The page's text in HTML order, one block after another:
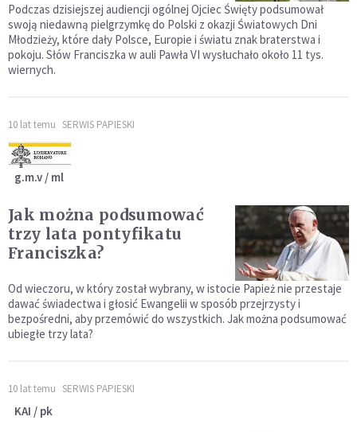
Podczas dzisiejszej audiencji ogólnej Ojciec Święty podsumował
swoją niedawną pielgrzymkę do Polski z okazji Światowych Dni
Młodzieży, które dały Polsce, Europie i światu znak braterstwa i
pokoju. Słów Franciszka w auli Pawła VI wysłuchało około 11 tys.
wiernych.
10 lat temu SERWIS PAPIESKI
g.m.v / ml
Jak można podsumować
trzy lata pontyfikatu
Franciszka?
Od wieczoru, w który został wybrany, w istocie Papież nie przestaje
dawać świadectwa i głosić Ewangelii w sposób przejrzysty i
bezpośredni, aby przemówić do wszystkich. Jak można podsumować
ubiegłe trzy lata?
10 lat temu SERWIS PAPIESKI
KAI / pk